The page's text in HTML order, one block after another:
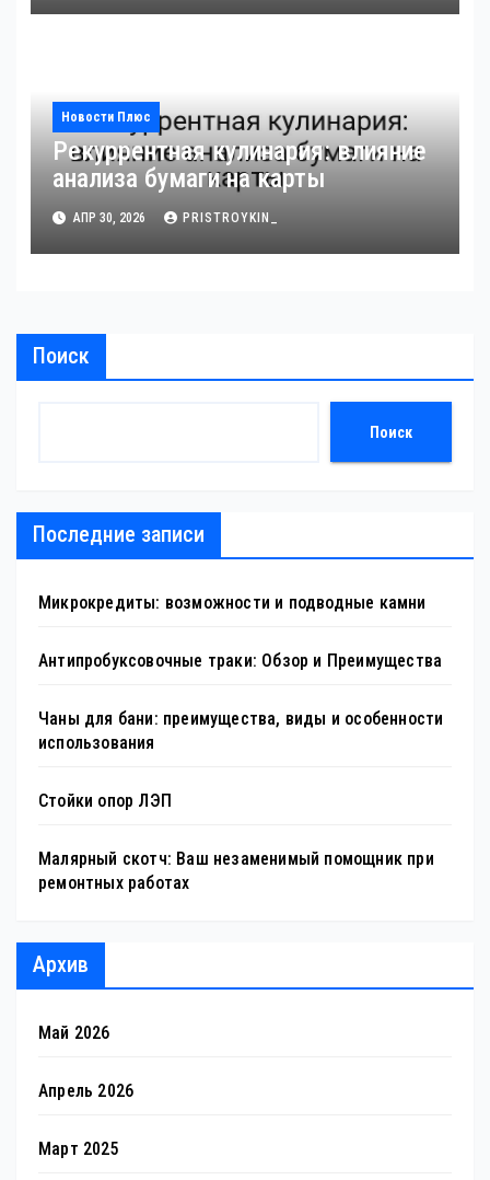
анализа DCC
Новости Плюс
Рекуррентная кулинария: влияние
анализа бумаги на карты
АПР 30, 2026 PRISTROYKIN_
Поиск
Поиск
Последние записи
Микрокредиты: возможности и подводные камни
Антипробуксовочные траки: Обзор и Преимущества
Чаны для бани: преимущества, виды и особенности
использования
Стойки опор ЛЭП
Малярный скотч: Ваш незаменимый помощник при
ремонтных работах
Архив
Май 2026
Апрель 2026
Март 2025